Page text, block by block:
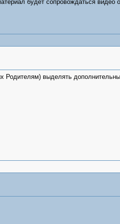
будет сопровождаться видео
выделять